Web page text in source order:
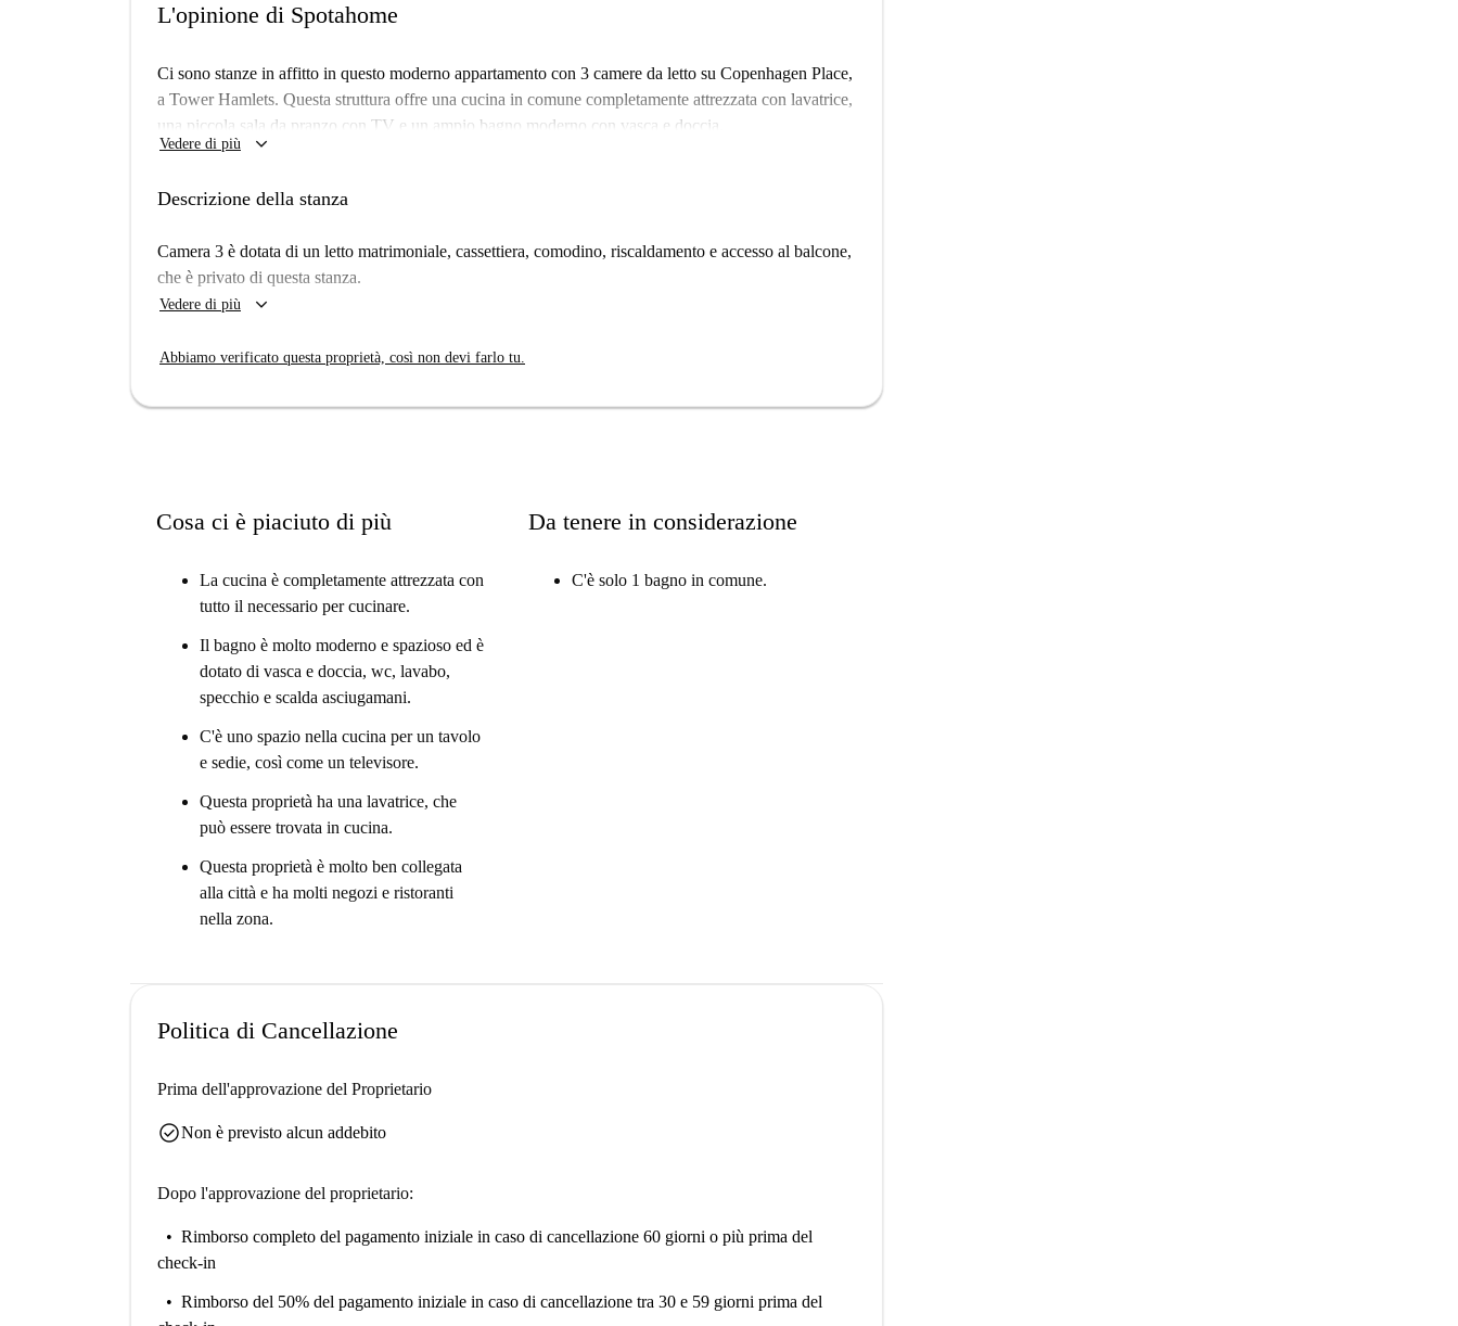
L'opinione di Spotahome
Ci sono stanze in affitto in questo moderno appartamento con 3 camere da letto su Copenhagen Place,
a Tower Hamlets. Questa struttura offre una cucina in comune completamente attrezzata con lavatrice,
una piccola sala da pranzo con TV e un ampio bagno moderno con vasca e doccia.
Londra. Se stai cercando di prendere un po 'di aria fresca e un po' di esercizio, controlla Mile End
come lo skateboard e il go-kart, nonché come centro ricreativo della comunità. Con il supermercato
più vicino a soli 3 minuti a piedi e una gamma di ristoranti e negozi a soli 5 minuti di distanza, questa
struttura si trova in una posizione fantastica, lontano dai rumori della città.
Vedere di più keyboard_arrow_down
Descrizione della stanza
Camera 3 è dotata di un letto matrimoniale, cassettiera, comodino, riscaldamento e accesso al balcone,
che è privato di questa stanza.
Vedere di più keyboard_arrow_down
Abbiamo verificato questa proprietà, così non devi farlo tu.
Cosa ci è piaciuto di più
La cucina è completamente attrezzata con
tutto il necessario per cucinare.
Il bagno è molto moderno e spazioso ed è
dotato di vasca e doccia, wc, lavabo,
specchio e scalda asciugamani.
C'è uno spazio nella cucina per un tavolo
e sedie, così come un televisore.
Questa proprietà ha una lavatrice, che
può essere trovata in cucina.
Questa proprietà è molto ben collegata
alla città e ha molti negozi e ristoranti
nella zona.
Da tenere in considerazione
C'è solo 1 bagno in comune.
Politica di Cancellazione
Prima dell'approvazione del Proprietario
check_circleNon è previsto alcun addebito
Dopo l'approvazione del proprietario:
Rimborso completo del pagamento iniziale in caso di cancellazione 60 giorni o più prima del
check-in
Rimborso del 50% del pagamento iniziale in caso di cancellazione tra 30 e 59 giorni prima del